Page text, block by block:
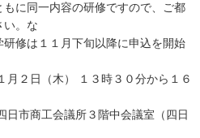
に同一内容の研修ですので、ご都
い。な
修は１１月下旬以降に申込を開始
（木） １３時３０分から１６
議所３階中会議室（四日